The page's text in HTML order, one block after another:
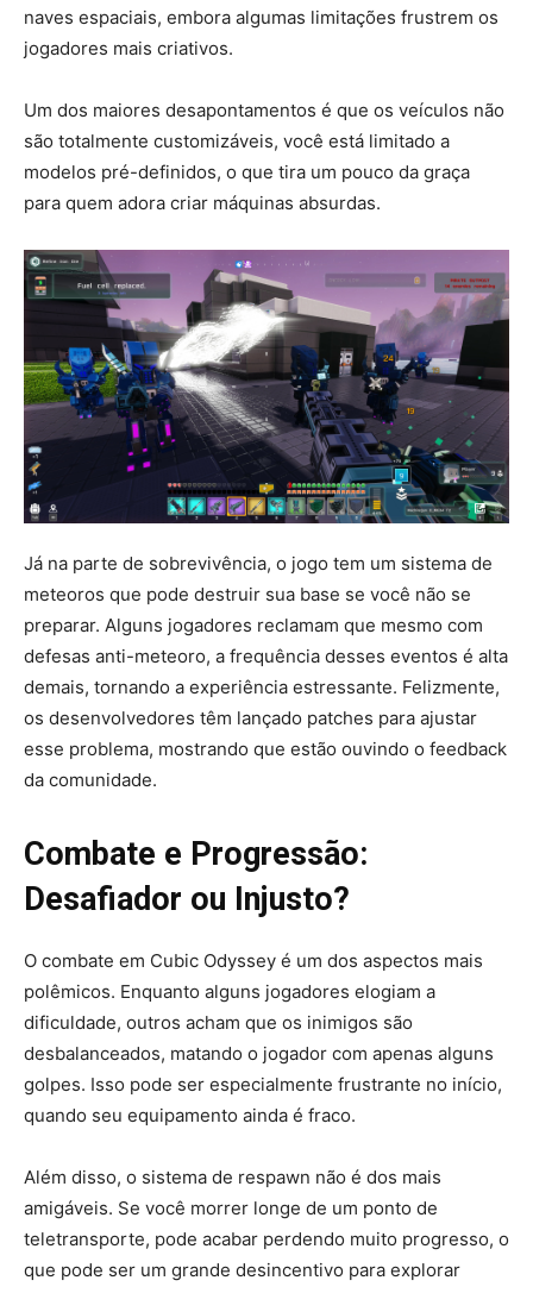
naves espaciais, embora algumas limitações frustrem os
jogadores mais criativos.
Um dos maiores desapontamentos é que os veículos não
são totalmente customizáveis, você está limitado a
modelos pré-definidos, o que tira um pouco da graça
para quem adora criar máquinas absurdas.
Já na parte de sobrevivência, o jogo tem um sistema de
meteoros que pode destruir sua base se você não se
preparar. Alguns jogadores reclamam que mesmo com
defesas anti-meteoro, a frequência desses eventos é alta
demais, tornando a experiência estressante. Felizmente,
os desenvolvedores têm lançado patches para ajustar
esse problema, mostrando que estão ouvindo o feedback
da comunidade.
Combate e Progressão:
Desafiador ou Injusto?
O combate em Cubic Odyssey é um dos aspectos mais
polêmicos. Enquanto alguns jogadores elogiam a
dificuldade, outros acham que os inimigos são
desbalanceados, matando o jogador com apenas alguns
golpes. Isso pode ser especialmente frustrante no início,
quando seu equipamento ainda é fraco.
Além disso, o sistema de respawn não é dos mais
amigáveis. Se você morrer longe de um ponto de
teletransporte, pode acabar perdendo muito progresso, o
que pode ser um grande desincentivo para explorar